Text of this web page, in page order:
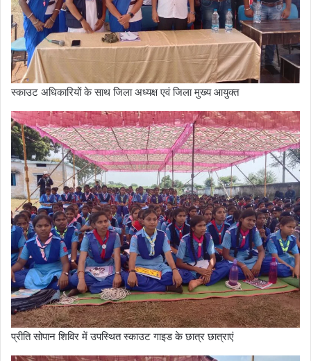
स्काउट अधिकारियों के साथ जिला अध्यक्ष एवं जिला मुख्य आयुक्त
प्रीति सोपान शिविर में उपस्थित स्काउट गाइड के छात्र छात्राएं